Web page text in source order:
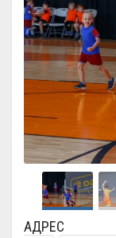
АДРЕС